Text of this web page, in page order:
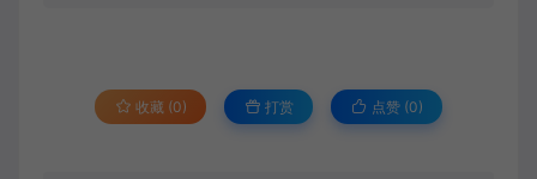
收藏 (0) 打赏 点赞 (0)